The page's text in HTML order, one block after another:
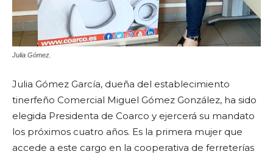
Julia Gómez.
Julia Gómez García, dueña del establecimiento
tinerfeño Comercial Miguel Gómez González, ha sido
elegida Presidenta de Coarco y ejercerá su mandato
los próximos cuatro años. Es la primera mujer que
accede a este cargo en la cooperativa de ferreterías